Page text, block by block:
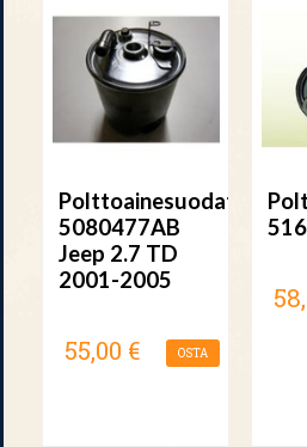
Polttoainesuodatin
5080477AB
Jeep 2.7 TD
2001-2005
55,00 € OSTA